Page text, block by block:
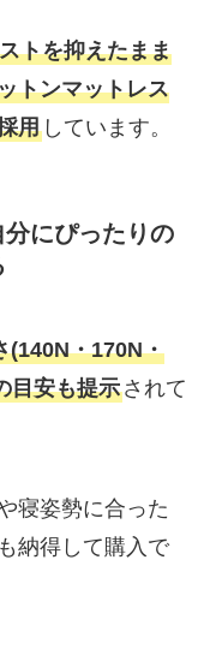
トを抑えたまま
トンマットレス
用しています。
分にぴったりの
(140N・170N・
目安も提示されて
寝姿勢に合った
納得して購入で